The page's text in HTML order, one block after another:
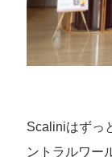
Scaliniはずっ
ントラルワー